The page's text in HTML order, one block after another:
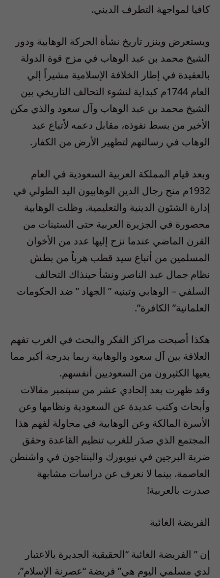
كافيا لمواجهة التطرف الديني.
ويستعرض وينزر تاريخ نشأة الحركة الوهابية ودور
الشيخ محمد بن عبد الوهاب في مزج قوة الدولة
بالعقيدة في إطار الخلافة الإسلامية مشيراً إلي
العام 1744م كبداية لنشوء التحالف التاريخي بين
الشيخ محمد بن عبد الوهاب وآل سعود والذي مكن
الأخير من بسط نفوذه، مقابل دعمه لأتباع عبد
الوهاب في رسالتهم لتطهير الأرض من الكفار.
وبعد قيام المملكة العربية السعودية في العام
1932م منح رجال الدين الوهابيون اليد الطولي في
إدارة الشئون الدينية والتعليمية. وظلت الوهابية
محصورة في الجزيرة العربية حتى الستينات من
القرن الماضي عندما نزح إليها عدد من الأخوان
المسلمين من أتباع سيد قطب هرباً من بطش
نظام جمال عبد الناصر ونشأ حينذاك التحالف
السلفي – الوهابي وتبنيه ” الجهاد ” ضد الحكومات
العلمانية” الكافرة”.
هكذا أصبحت مراكز الفكر والبحث في الغرب تفهم
العلاقة بين آل سعود والوهابية ربما بدرجة أكبر مما
يعيها الكثيرون من السعوديين أنفسهم.
وقد ظهرت بعد إلحادي عشر من سبتمبر مقالات
وأبحاث وكتب عديدة عن السعودية ونظامها وعن
الأسرة المالكة وعن الوهابية في محاولة لفهم هذا
المجتمع الذي صدَر للغرب تنظيم القاعدة وحقق
ضربة البرجين في نيويورك والبنتاجون في واشنطن
العاصمة. بينما لا نعرف عن دراسات مشابهة
صدرت بالعربية!
الفريضة الغائبة
إن ” الفريضة الغائبة “الحقيقية الجديرة بالاعتبار
لدي مسلمي اليوم هي” فريضة “عصرنة الإسلام”،